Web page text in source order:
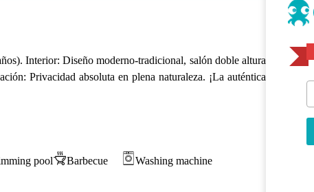
Interior: Diseño moderno-tradicional, salón doble altura
Privacidad absoluta en plena naturaleza. ¡La auténtica
pool Barbecue
Washing machine